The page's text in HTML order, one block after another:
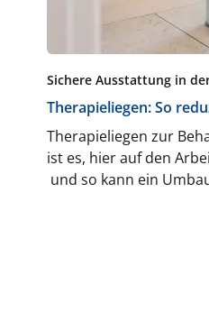
Sichere Ausstattung in
Therapieliegen: So
Therapieliegen zur
ist es, hier auf den
und so kann ein